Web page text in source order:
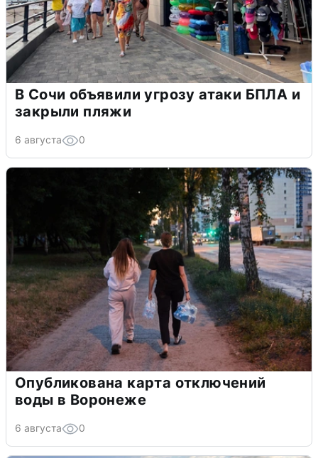
В Сочи объявили угрозу атаки БПЛА и
закрыли пляжи
6 августа 0
Опубликована карта отключений
воды в Воронеже
6 августа 0